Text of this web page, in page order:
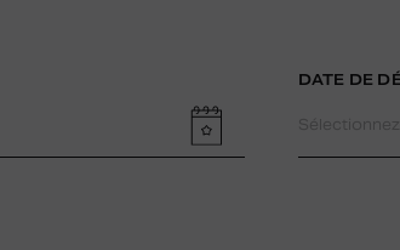
DATE DE